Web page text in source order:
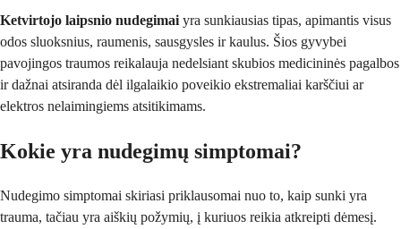
Ketvirtojo laipsnio nudegimai yra sunkiausias tipas, apimantis visus
odos sluoksnius, raumenis, sausgysles ir kaulus. Šios gyvybei
pavojingos traumos reikalauja nedelsiant skubios medicininės pagalbos
ir dažnai atsiranda dėl ilgalaikio poveikio ekstremaliai karščiui ar
elektros nelaimingiems atsitikimams.
Kokie yra nudegimų simptomai?
Nudegimo simptomai skiriasi priklausomai nuo to, kaip sunki yra
trauma, tačiau yra aiškių požymių, į kuriuos reikia atkreipti dėmesį.